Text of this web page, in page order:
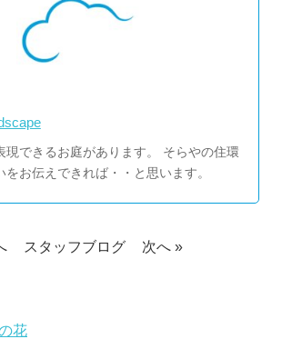
現できるお庭があります。 そらやの住環
お伝えできれば・・と思います。
スタッフブログ 次へ »
花